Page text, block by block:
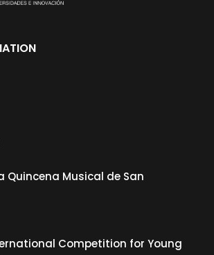
Quincena Musical de San
Competition for Young